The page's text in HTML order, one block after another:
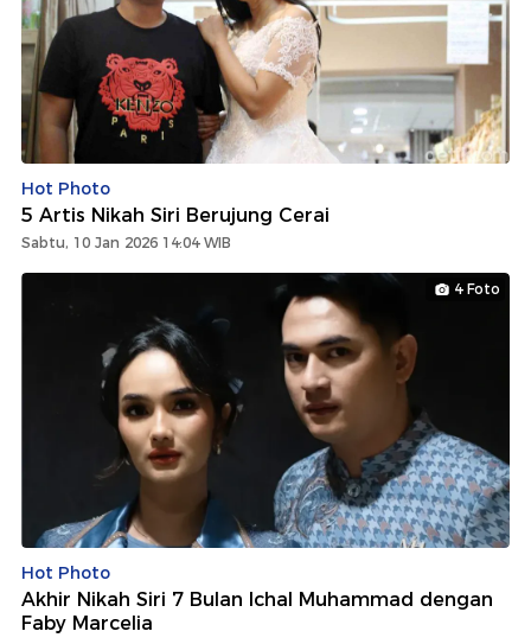
Hot Photo
5 Artis Nikah Siri Berujung Cerai
Sabtu, 10 Jan 2026 14:04 WIB
4 Foto
Hot Photo
Akhir Nikah Siri 7 Bulan Ichal Muhammad dengan
Faby Marcelia